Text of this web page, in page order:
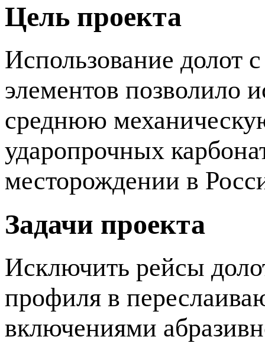
Цель проекта
Использование долот
элементов позволило
среднюю
ударопрочных
месторождении в
Задачи проекта
Исключить рейсы
профиля в
включениями